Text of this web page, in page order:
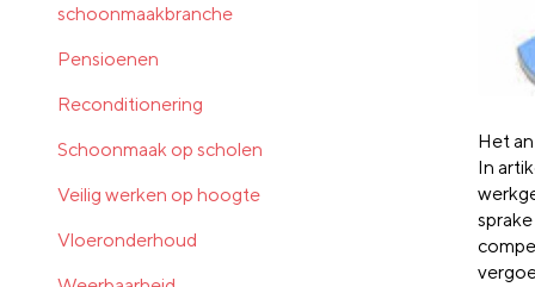
Het
In
schoonmaakbranche
Pensioenen
Reconditionering
Schoonmaak op scholen
Veilig werken op hoogte
Vloeronderhoud